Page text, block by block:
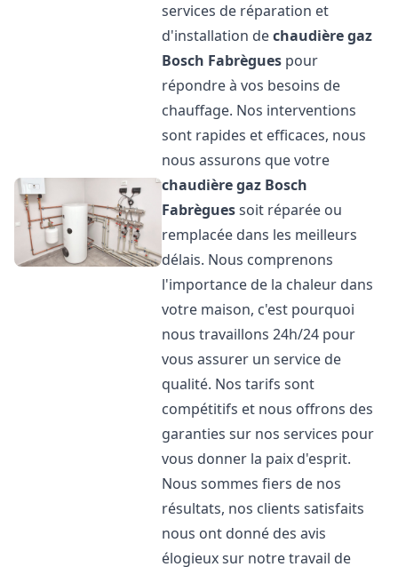
services de réparation et
d'installation dechaudière gaz
Bosch Fabrègues pour
répondre à vos besoins de
chauffage. Nos interventions
sont rapides et efficaces, nous
nous assurons que votre
chaudière gaz Bosch
Fabrèguessoit réparée ou
remplacée dans les meilleurs
délais. Nous comprenons
l'importance de la chaleur dans
votre maison, c'est pourquoi
nous travaillons 24h/24 pour
vous assurer un service de
qualité. Nos tarifs sont
compétitifs et nous offrons des
garanties sur nos services pour
vous donner la paix d'esprit.
Nous sommes fiers de nos
résultats, nos clients satisfaits
nous ont donné des avis
élogieux sur notre travail de